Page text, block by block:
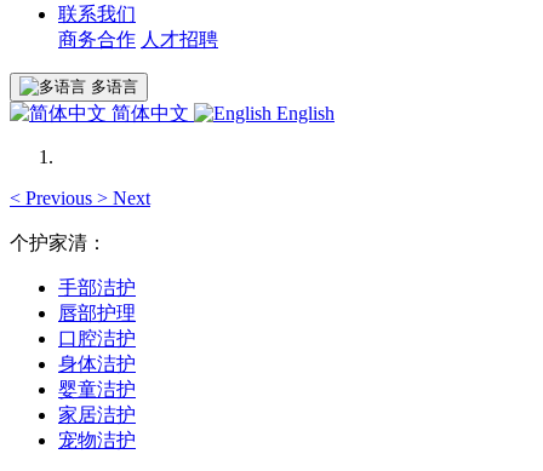
联系我们
商务合作 人才招聘
多语言
简体中文 English
< Previous > Next
个护家清：
手部洁护
唇部护理
口腔洁护
身体洁护
婴童洁护
家居洁护
宠物洁护